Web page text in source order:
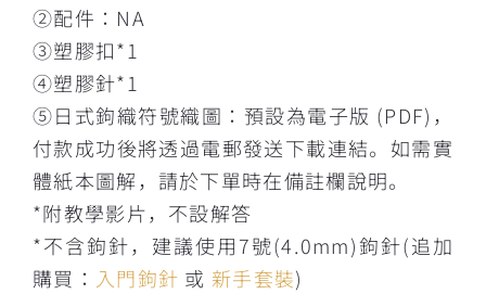
②配件：NA
③塑膠扣*1
④塑膠針*1
⑤日式鉤織符號織圖：預設為電子版 (PDF)，
付款成功後將透過電郵發送下載連結。如需實
體紙本圖解，請於下單時在備註欄說明。
*附教學影片，不設解答
*不含鉤針，建議使用7號(4.0mm)鉤針(追加
購買： 入門鉤針 或 新手套裝)